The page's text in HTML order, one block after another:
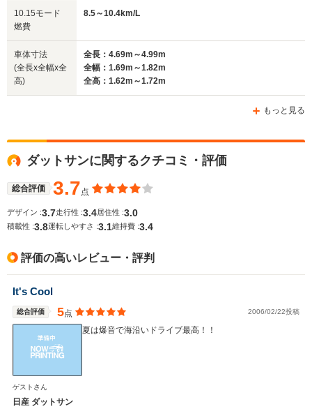
サイズ
(全長x全幅x全高)
WLTCモード
燃費
全幅
1.71m
10.15モード
燃費
8.5～10.4km/L
車体寸法
(全長x全幅x全
高)
全長：4.69m～4.99m
全幅：1.69m～1.82m
全高：1.62m～1.72m
もっと見る
ダットサンに関するクチコミ・評価
総合評価 3.7点
デザイン :3.7走行性 :3.4 居住性 :3.0
積載性 :3.8運転しやすさ :3.1維持費 :3.4
評価の高いレビュー・評判
It's Cool
総合評価 5点 2006/02/22投稿
夏は爆音で海沿いドライブ最高！！
ゲストさん
日産 ダットサン